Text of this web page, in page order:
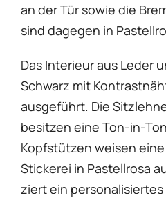
an der Tür sowie die
sind dagegen in
Das Interieur aus Leder
Schwarz mit
ausgeführt. Die
besitzen eine Ton-in-
Kopfstützen weisen
Stickerei in Pastellrosa
ziert ein